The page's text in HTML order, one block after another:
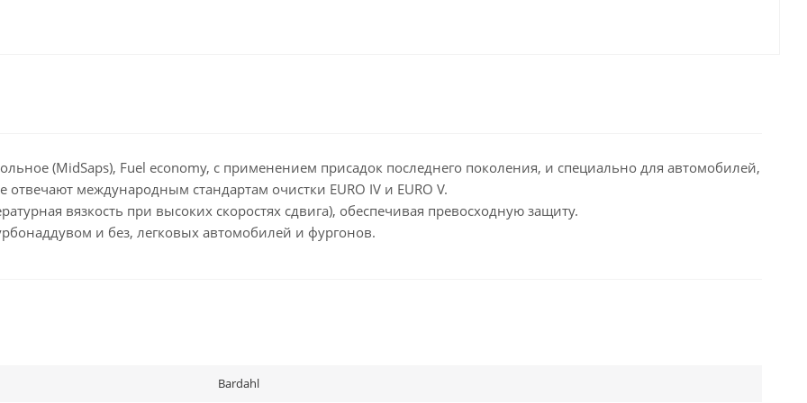
(MidSaps), Fuel economy, с применением присадок последнего поколения, и специально для автомобилей,
международным стандартам очистки EURO IV и EURO V.
вязкость при высоких скоростях сдвига), обеспечивая превосходную защиту.
и без, легковых автомобилей и фургонов.
Bardahl